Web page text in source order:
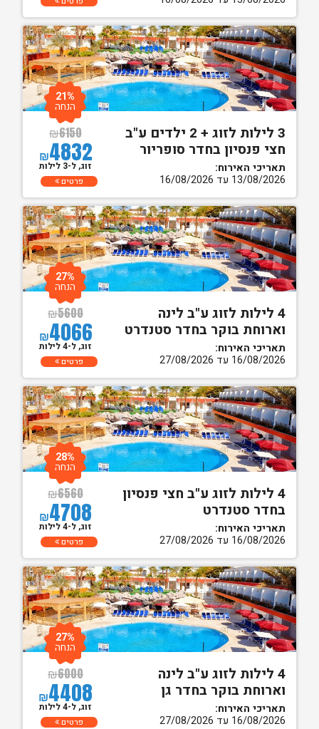
3 לילות לזוג + 2 ילדים ע"ב
חצי פנסיון בחדר סופריור
תאריכי האירוח:
13/08/2026 עד 16/08/2026
₪6150
₪4832
21%
הנחה
זוג, ל-3 לילות
פרטים
4 לילות לזוג ע"ב לינה
וארוחת בוקר בחדר סטנדרט
תאריכי האירוח:
16/08/2026 עד 27/08/2026
₪5600
₪4066
27%
הנחה
זוג, ל-4 לילות
פרטים
4 לילות לזוג ע"ב חצי פנסיון
בחדר סטנדרט
תאריכי האירוח:
16/08/2026 עד 27/08/2026
₪6560
₪4708
28%
הנחה
זוג, ל-4 לילות
פרטים
4 לילות לזוג ע"ב לינה
וארוחת בוקר בחדר גן
תאריכי האירוח:
16/08/2026 עד 27/08/2026
₪6000
₪4408
27%
הנחה
זוג, ל-4 לילות
פרטים